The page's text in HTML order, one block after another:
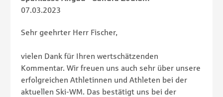
07.03.2023
Sehr geehrter Herr Fischer,
vielen Dank für Ihren wertschätzenden
Kommentar. Wir freuen uns auch sehr über unsere
erfolgreichen Athletinnen und Athleten bei der
aktuellen Ski-WM. Das bestätigt uns bei der